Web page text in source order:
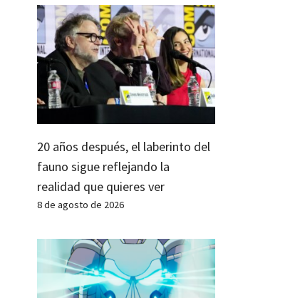
20 años después, el laberinto del
fauno sigue reflejando la
realidad que quieres ver
8 de agosto de 2026